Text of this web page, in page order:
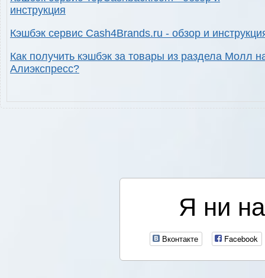
инструкция
Кэшбэк сервис Cash4Brands.ru - обзор и
Как получить кэшбэк за товары из раздела Молл
Алиэкспресс?
Я ни
Вконтакте Facebook